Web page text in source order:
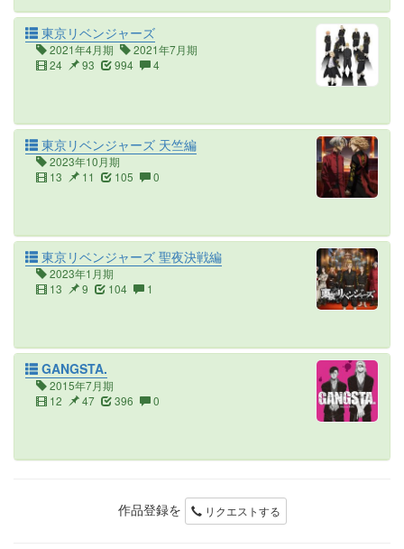
東京リベンジャーズ
2021年4月期
2021年7月期
24
93 994 4
東京リベンジャーズ 天竺編
2023年10月期
13
11 105 0
東京リベンジャーズ 聖夜決戦編
2023年1月期
13
9 104 1
GANGSTA.
2015年7月期
12
47 396 0
作品登録を リクエストする